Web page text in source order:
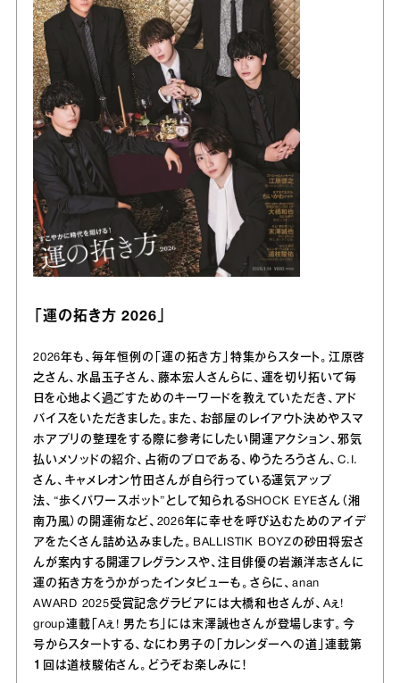
「運の拓き方 2026」
2026年も、毎年恒例の「運の拓き方」特集からスタート。江原啓
之さん、水晶玉子さん、藤本宏人さんらに、運を切り拓いて毎
日を心地よく過ごすためのキーワードを教えていただき、アド
バイスをいただきました。また、お部屋のレイアウト決めやスマ
ホアプリの整理をする際に参考にしたい開運アクション、邪気
払いメソッドの紹介、占術のプロである、ゆうたろうさん、C.I.
さん、キャメレオン竹田さんが自ら行っている運気アップ
法、“歩くパワースポット”として知られるSHOCK EYEさん（湘
南乃風）の開運術など、2026年に幸せを呼び込むためのアイデ
アをたくさん詰め込みました。BALLISTIK BOYZの砂田将宏さ
んが案内する開運フレグランスや、注目俳優の岩瀬洋志さんに
運の拓き方をうかがったインタビューも。さらに、anan
AWARD 2025受賞記念グラビアには大橋和也さんが、Aぇ!
group連載「Aぇ! 男たち」には末澤誠也さんが登場します。今
号からスタートする、なにわ男子の「カレンダーへの道」連載第
１回は道枝駿佑さん。どうぞお楽しみに！